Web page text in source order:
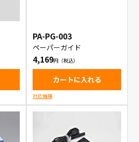
PA-PG-003
ペーパーガイド
4,169
カートに入れる
対応機種